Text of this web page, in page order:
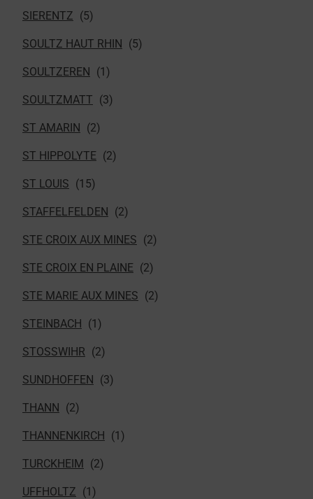
SIERENTZ
SOULTZ HAUT RHIN
SOULTZEREN
SOULTZMATT
ST AMARIN
ST HIPPOLYTE
ST LOUIS
STAFFELFELDEN
STE CROIX AUX MINES
STE CROIX EN PLAINE
STE MARIE AUX MINES
STEINBACH
STOSSWIHR
SUNDHOFFEN
THANN
THANNENKIRCH
TURCKHEIM
UFFHOLTZ